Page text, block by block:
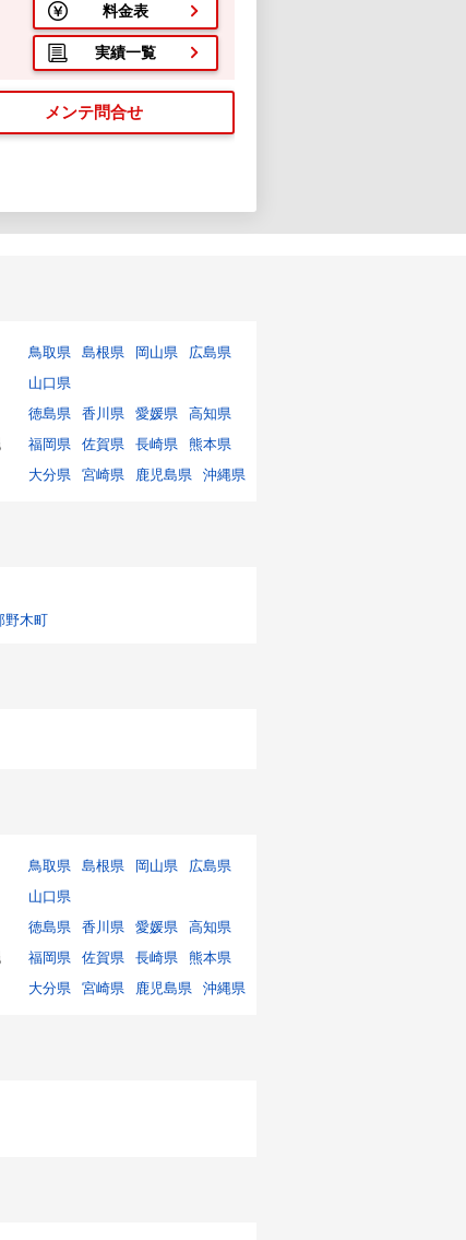
料金表
実績一覧
メンテ問合せ
鳥取県 島根県 岡山県
広島県
山口県
徳島県 香川県 愛媛県
高知県
福岡県 佐賀県 長崎県
熊本県
大分県
宮崎県 鹿児島県 沖縄県
野木町
鳥取県 島根県 岡山県
広島県
山口県
徳島県 香川県 愛媛県
高知県
福岡県 佐賀県 長崎県
熊本県
大分県
宮崎県 鹿児島県 沖縄県